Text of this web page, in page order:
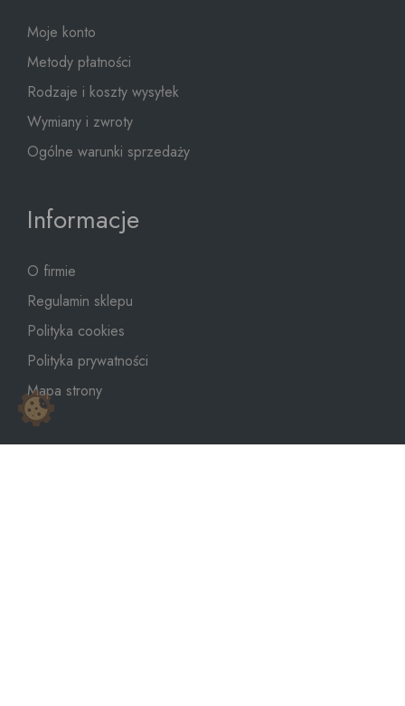
Moje konto
Metody płatności
Rodzaje i koszty wysyłek
Wymiany i zwroty
Ogólne warunki sprzedaży
Informacje
O firmie
Regulamin sklepu
Polityka cookies
Polityka prywatności
Mapa strony